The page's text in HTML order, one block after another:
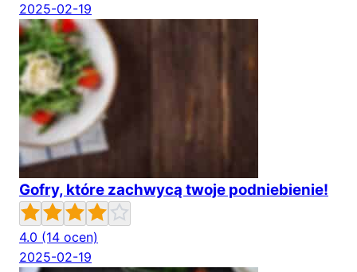
2025-02-19
Gofry, które zachwycą twoje podniebienie!
4.0 (14 ocen)
2025-02-19